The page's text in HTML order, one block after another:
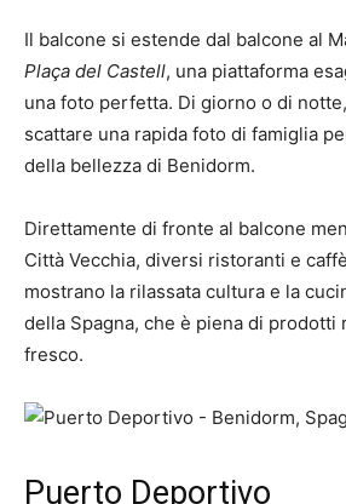
Il balcone si estende dal balcone al
Plaça del Castell, una piattaforma
una foto perfetta. Di giorno o di
scattare una rapida foto di famiglia
della bellezza di Benidorm.
Direttamente di fronte al balcone
Città Vecchia, diversi ristoranti e
mostrano la rilassata cultura e la
della Spagna, che è piena di prodotti
fresco.
Puerto Deportivo